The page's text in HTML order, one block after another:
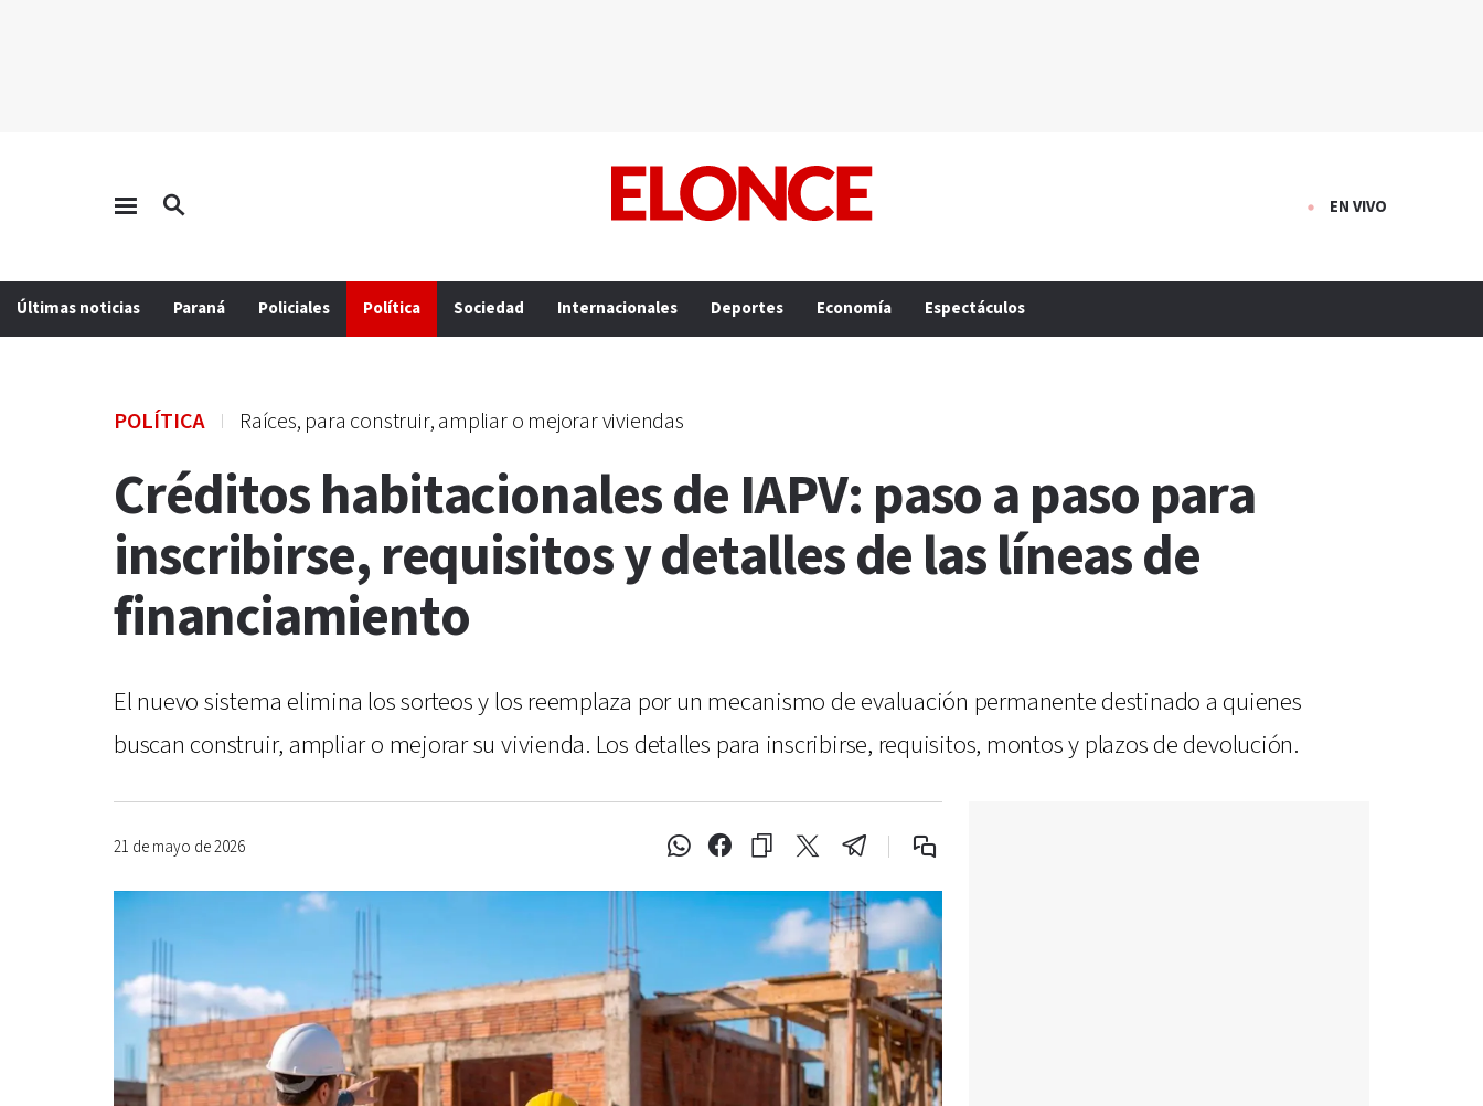
EN VIVO
Últimas noticias Paraná Policiales Política Sociedad Internacionales Deportes Economía Espectáculos
POLÍTICA Raíces, para construir, ampliar o mejorar viviendas
Créditos habitacionales de IAPV: paso a paso para
inscribirse, requisitos y detalles de las líneas de
financiamiento
El nuevo sistema elimina los sorteos y los reemplaza por un mecanismo de evaluación permanente destinado a quienes
buscan construir, ampliar o mejorar su vivienda. Los detalles para inscribirse, requisitos, montos y plazos de devolución.
21 de mayo de 2026